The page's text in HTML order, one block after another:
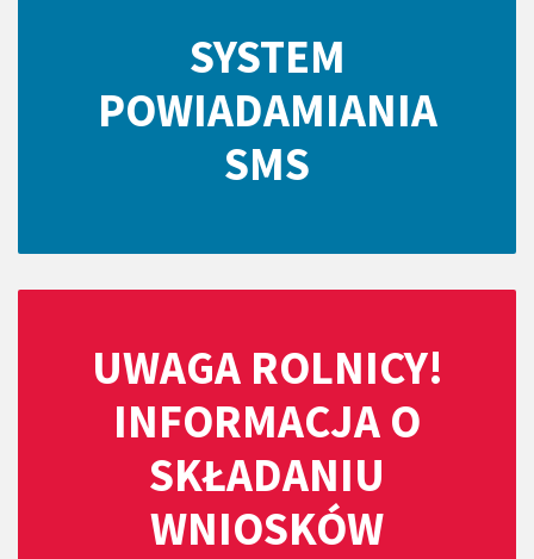
SYSTEM
POWIADAMIANIA
SMS
UWAGA ROLNICY!
INFORMACJA O
SKŁADANIU
WNIOSKÓW